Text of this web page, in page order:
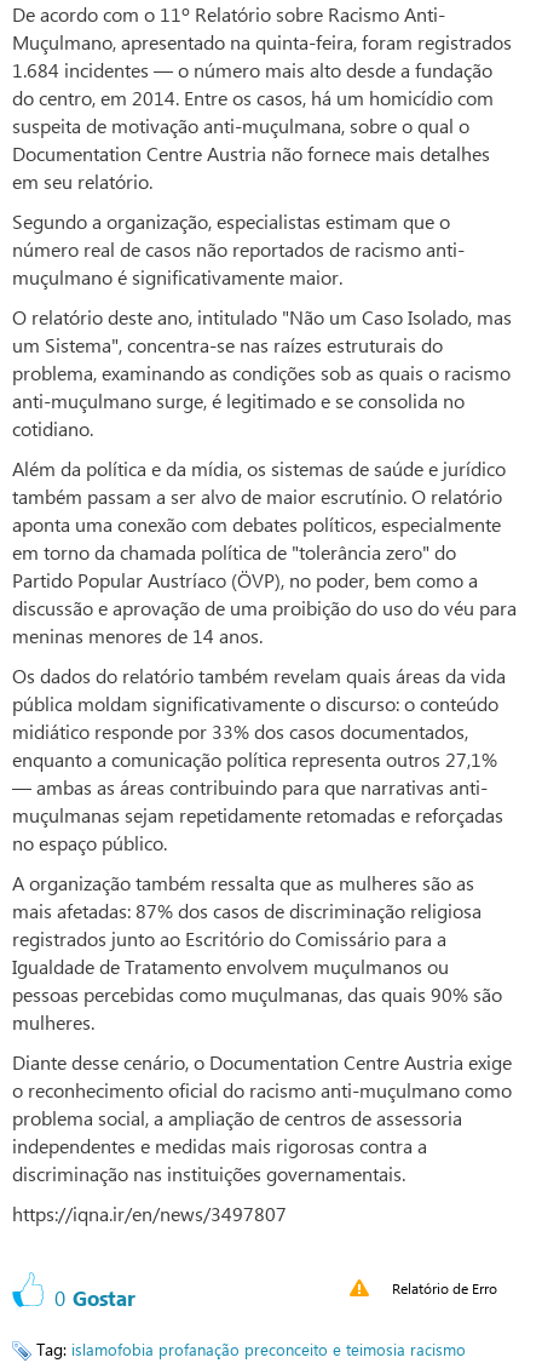
De acordo com o 11º Relatório sobre Racismo Anti-
Muçulmano, apresentado na quinta-feira, foram registrados
1.684 incidentes — o número mais alto desde a fundação
do centro, em 2014. Entre os casos, há um homicídio com
suspeita de motivação anti-muçulmana, sobre o qual o
Documentation Centre Austria não fornece mais detalhes
em seu relatório.
Segundo a organização, especialistas estimam que o
número real de casos não reportados de racismo anti-
muçulmano é significativamente maior.
O relatório deste ano, intitulado "Não um Caso Isolado, mas
um Sistema", concentra-se nas raízes estruturais do
problema, examinando as condições sob as quais o racismo
anti-muçulmano surge, é legitimado e se consolida no
cotidiano.
Além da política e da mídia, os sistemas de saúde e jurídico
também passam a ser alvo de maior escrutínio. O relatório
aponta uma conexão com debates políticos, especialmente
em torno da chamada política de "tolerância zero" do
Partido Popular Austríaco (ÖVP), no poder, bem como a
discussão e aprovação de uma proibição do uso do véu para
meninas menores de 14 anos.
Os dados do relatório também revelam quais áreas da vida
pública moldam significativamente o discurso: o conteúdo
midiático responde por 33% dos casos documentados,
enquanto a comunicação política representa outros 27,1%
— ambas as áreas contribuindo para que narrativas anti-
muçulmanas sejam repetidamente retomadas e reforçadas
no espaço público.
A organização também ressalta que as mulheres são as
mais afetadas: 87% dos casos de discriminação religiosa
registrados junto ao Escritório do Comissário para a
Igualdade de Tratamento envolvem muçulmanos ou
pessoas percebidas como muçulmanas, das quais 90% são
mulheres.
Diante desse cenário, o Documentation Centre Austria exige
o reconhecimento oficial do racismo anti-muçulmano como
problema social, a ampliação de centros de assessoria
independentes e medidas mais rigorosas contra a
discriminação nas instituições governamentais.
https://iqna.ir/en/news/3497807
0 Gostar Relatório de Erro
Tag: islamofobia profanação preconceito e teimosia racismo